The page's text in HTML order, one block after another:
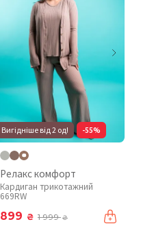
Вигідніше від 2 од! -55%
Релакс комфорт
Кардиган трикотажний
669RW
899 ₴ 1 999₴